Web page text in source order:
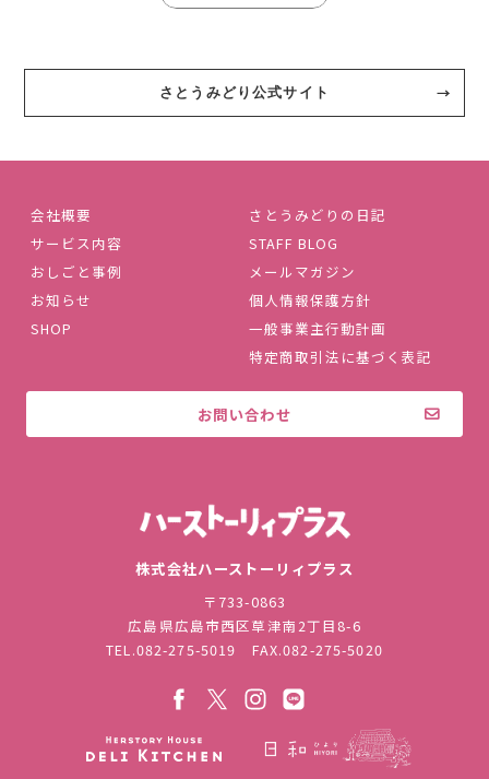
さとうみどり公式サイト
会社概要
サービス内容
おしごと事例
お知らせ
SHOP
さとうみどりの日記
STAFF BLOG
メールマガジン
個人情報保護方針
一般事業主行動計画
特定商取引法に基づく表記
お問い合わせ
株式会社ハーストーリィプラス
〒733-0863
広島県広島市西区草津南2丁目8-6
TEL.082-275-5019 FAX.082-275-5020